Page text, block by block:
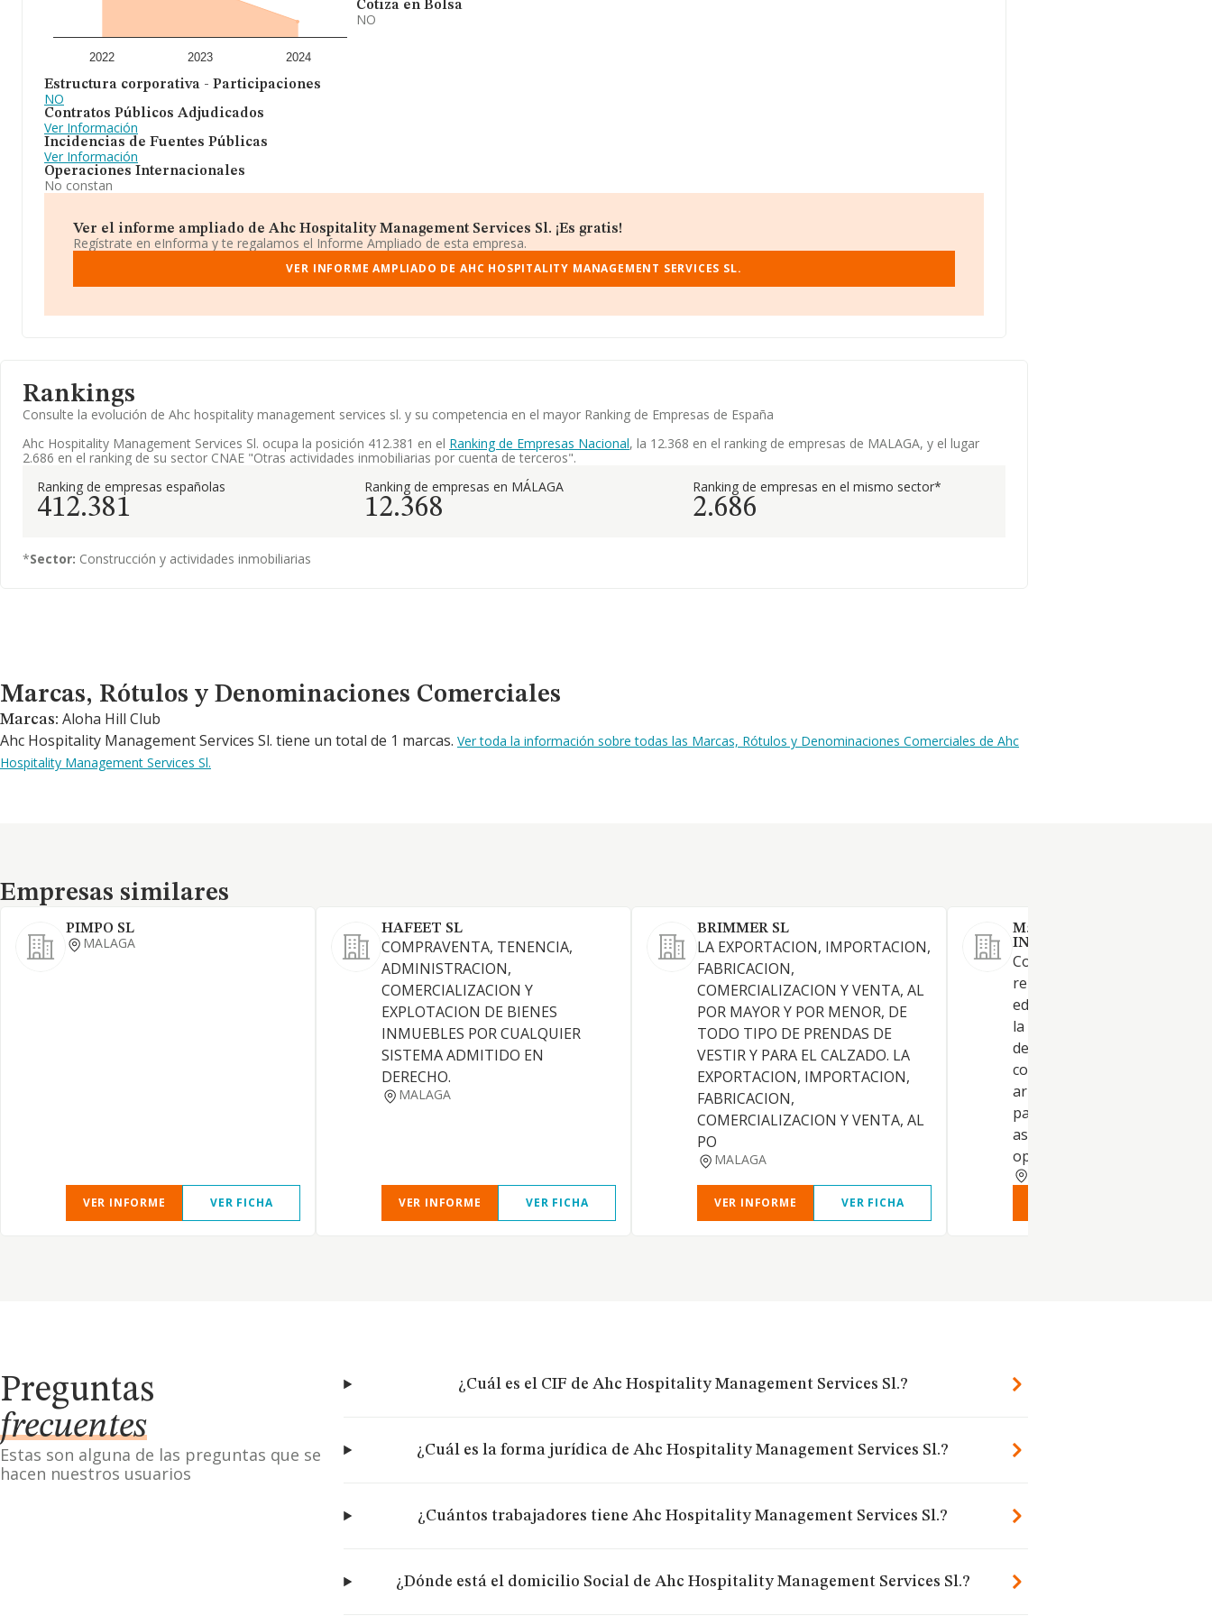
2022 2023 2024
Estructura corporativa - Participaciones
NO
Contratos Públicos Adjudicados
Ver Información
Incidencias de Fuentes Públicas
Ver Información
Operaciones Internacionales
No constan
Cotiza en Bolsa
NO
Ver el informe ampliado de Ahc Hospitality Management Services Sl. ¡Es gratis!
Regístrate en eInforma y te regalamos el Informe Ampliado de esta empresa.
VER INFORME AMPLIADO DE AHC HOSPITALITY MANAGEMENT SERVICES SL.
Rankings
Consulte la evolución de Ahc hospitality management services sl. y su competencia en el mayor Ranking de Empresas de España
Ahc Hospitality Management Services Sl. ocupa la posición 412.381 en el Ranking de Empresas Nacional, la 12.368 en el ranking de empresas de MALAGA, y el lugar
2.686 en el ranking de su sector CNAE "Otras actividades inmobiliarias por cuenta de terceros".
Ranking de empresas españolas
412.381
Ranking de empresas en MÁLAGA
12.368
Ranking de empresas en el mismo sector*
2.686
*Sector: Construcción y actividades inmobiliarias
Marcas, Rótulos y Denominaciones Comerciales
Marcas, Rótulos y Denominaciones Comerciales
Marcas: Aloha Hill Club
Ahc Hospitality Management Services Sl. tiene un total de 1 marcas. Ver toda la información sobre todas las Marcas, Rótulos y Denominaciones Comerciales de Ahc
Hospitality Management Services Sl.
Empresas similares
Empresas similares
PIMPO SL
MALAGA
VER INFORME VER FICHA
HAFEET SL
COMPRAVENTA, TENENCIA,
ADMINISTRACION,
COMERCIALIZACION Y
EXPLOTACION DE BIENES
INMUEBLES POR CUALQUIER
SISTEMA ADMITIDO EN
DERECHO.
MALAGA
VER INFORME VER FICHA
BRIMMER SL
LA EXPORTACION, IMPORTACION,
FABRICACION,
COMERCIALIZACION Y VENTA, AL
POR MAYOR Y POR MENOR, DE
TODO TIPO DE PRENDAS DE
VESTIR Y PARA EL CALZADO. LA
EXPORTACION, IMPORTACION,
FABRICACION,
COMERCIALIZACION Y VENTA, AL
PO
MALAGA
VER INFORME VER FICHA
M5 SOLUCIONES
INMOBILIARIAS SL.
Construcción completa,
reparación y conservación de
edificaciones. La
la compra, venta o
de terrenos, así como en la
compra, venta, construcción
arrendamiento de inmuebles
partes de inmuebles, no
asumiendo riesgos propios y
operando por cuenta de
Preguntas
frecuentes
Estas son alguna de las preguntas que se
hacen nuestros usuarios
¿Cuál es el CIF de Ahc Hospitality Management Services Sl.?
¿Cuál es la forma jurídica de Ahc Hospitality Management Services Sl.?
¿Cuántos trabajadores tiene Ahc Hospitality Management Services Sl.?
¿Dónde está el domicilio Social de Ahc Hospitality Management Services Sl.?